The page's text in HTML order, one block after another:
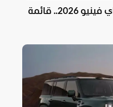
سعر ومواصفات هيونداي فينيو 2026.. قائمة